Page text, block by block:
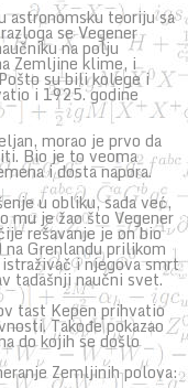
astronomsku teoriju sa
se Vegener
na polju
Zemljine klime, i
su bili kolege i
i 1925. godine
morao je prvo da
Bio je to veoma
i dosta napora.
u obliku, sada već,
mu je žao što Vegener
rešavanje je on bio
Grenlandu prilikom
i njegova smrt
tadašnji naučni svet.
tast Kepen prihvatio
Takođe pokazao
do kojih se došlo
Zemljinih polova: